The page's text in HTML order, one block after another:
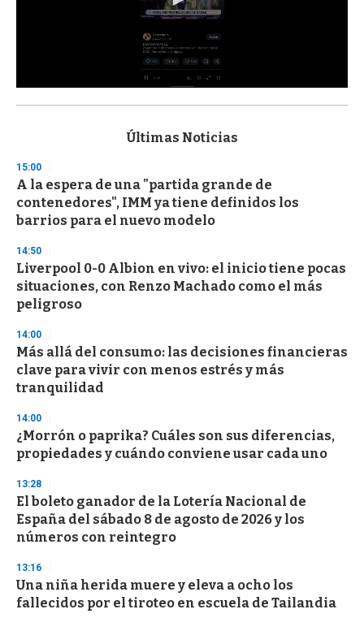
s
d
s
o
f
3
s
e
c
o
n
d
Últimas Noticias
15:00
A la espera de una "partida grande de
contenedores", IMM ya tiene definidos los
barrios para el nuevo modelo
14:50
Liverpool 0-0 Albion en vivo: el inicio tiene pocas
situaciones, con Renzo Machado como el más
peligroso
14:00
Más allá del consumo: las decisiones financieras
clave para vivir con menos estrés y más
tranquilidad
14:00
¿Morrón o paprika? Cuáles son sus diferencias,
propiedades y cuándo conviene usar cada uno
13:28
El boleto ganador de la Lotería Nacional de
España del sábado 8 de agosto de 2026 y los
números con reintegro
13:16
Una niña herida muere y eleva a ocho los
fallecidos por el tiroteo en escuela de Tailandia